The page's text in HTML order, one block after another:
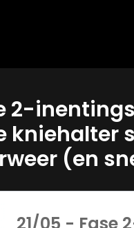
2-
kniehalter
(en